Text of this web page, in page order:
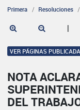
Primera Resoluciones
|
VER PÁGINAS
NOTA
DEL